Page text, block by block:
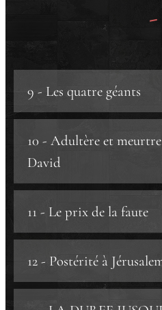
-
9 - Les quatre géants
b) Résumons.
10 - Adultère et
David
b) Le piège.
b.1) La tentation.
b.2) L'ivresse.
c) Le meurtre.
d) Le 7° fils.
11 - Le prix de la faute
b) Le retour de Bâton.
c) La sanction.
12 - Postérité à